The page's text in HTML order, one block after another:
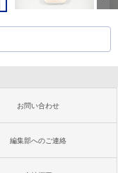
お問い合わせ
編集部へのご連絡